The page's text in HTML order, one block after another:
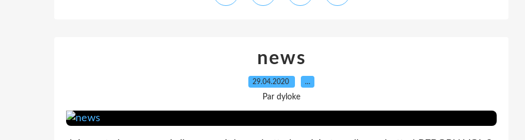
news
29.04.2020 …
Par dyloke